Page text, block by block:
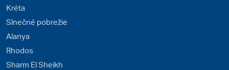
Kréta
Slnečné pobrežie
Alanya
Rhodos
Sharm El Sheikh